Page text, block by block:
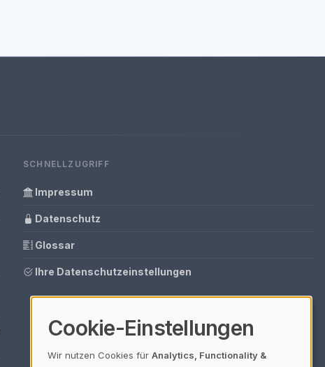
SCHNELLZUGRIFF
Impressum
Datenschutz
Glossar
Ihre Datenschutzeinstellungen
Cookie-Einstellungen
Wir nutzen Cookies für Analytics, Functionality &